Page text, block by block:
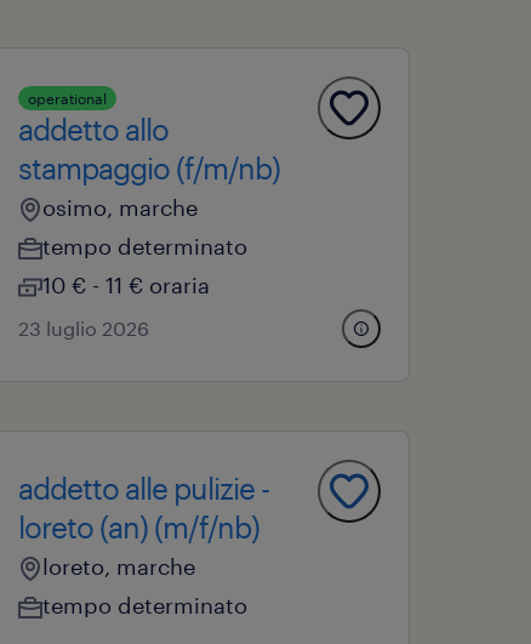
operational
addetto allo
stampaggio (f/m/nb)
osimo, marche
tempo determinato
10 € - 11 € oraria
23 luglio 2026
addetto alle pulizie -
loreto (an) (m/f/nb)
loreto, marche
tempo determinato